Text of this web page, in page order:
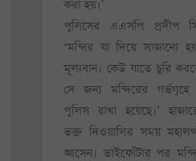
করা হয়।’
পুলিসের এএসপি প্রদীপ
‘মন্দির যা দিয়ে সাজানো
মূল্যবান। কেউ যাতে চুরি
সে জন্য মন্দিরের
পুলিস রাখা হয়েছে।’
ভক্ত দিওয়ালির সময়
আসেন। ভাইফোঁটার পর